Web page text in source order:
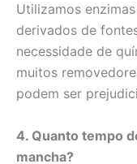
Utilizamos
derivados de
necessidade de
muitos
podem ser
4. Quanto tempo
mancha?